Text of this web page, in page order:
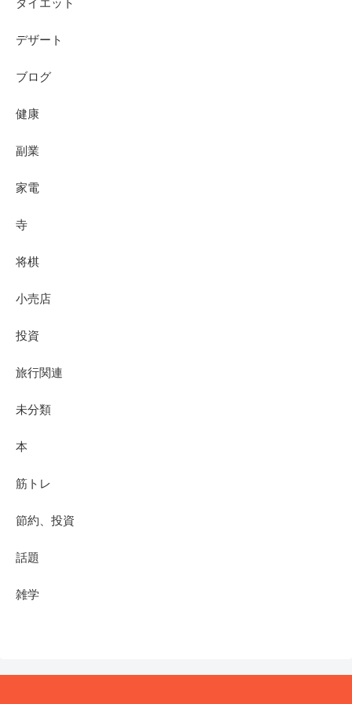
ダイエット
デザート
ブログ
健康
副業
家電
寺
将棋
小売店
投資
旅行関連
未分類
本
筋トレ
節約、投資
話題
雑学